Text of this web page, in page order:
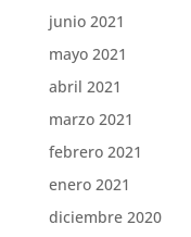
junio 2021
mayo 2021
abril 2021
marzo 2021
febrero 2021
enero 2021
diciembre 2020